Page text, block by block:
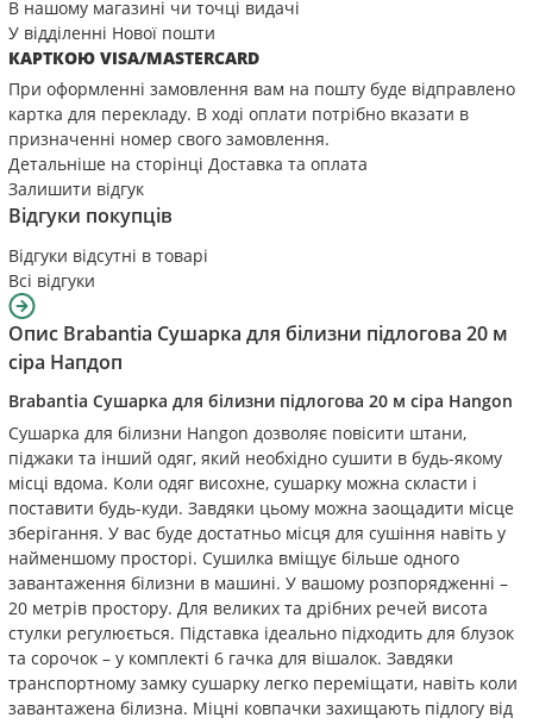
В нашому магазині чи точці видачі
У відділенні Нової пошти
КАРТКОЮ VISA/MASTERCARD
При оформленні замовлення вам на пошту буде відправлено
картка для перекладу. В ході оплати потрібно вказати в
призначенні номер свого замовлення.
Детальніше на сторінці Доставка та оплата
Залишити відгук
Відгуки покупців
Відгуки відсутні в товарі
Всі відгуки
Опис Brabantia Сушарка для білизни підлогова 20 м
сіра Напдоп
Brabantia Сушарка для білизни підлогова 20 м сіра Наngon
Сушарка для білизни Hangon дозволяє повісити штани,
піджаки та інший одяг, який необхідно сушити в будь-якому
місці вдома. Коли одяг висохне, сушарку можна скласти і
поставити будь-куди. Завдяки цьому можна заощадити місце
зберігання. У вас буде достатньо місця для сушіння навіть у
найменшому просторі. Сушилка вміщує більше одного
завантаження білизни в машині. У вашому розпорядженні –
20 метрів простору. Для великих та дрібних речей висота
стулки регулюється. Підставка ідеально підходить для блузок
та сорочок – у комплекті 6 гачка для вішалок. Завдяки
транспортному замку сушарку легко переміщати, навіть коли
завантажена білизна. Міцні ковпачки захищають підлогу від